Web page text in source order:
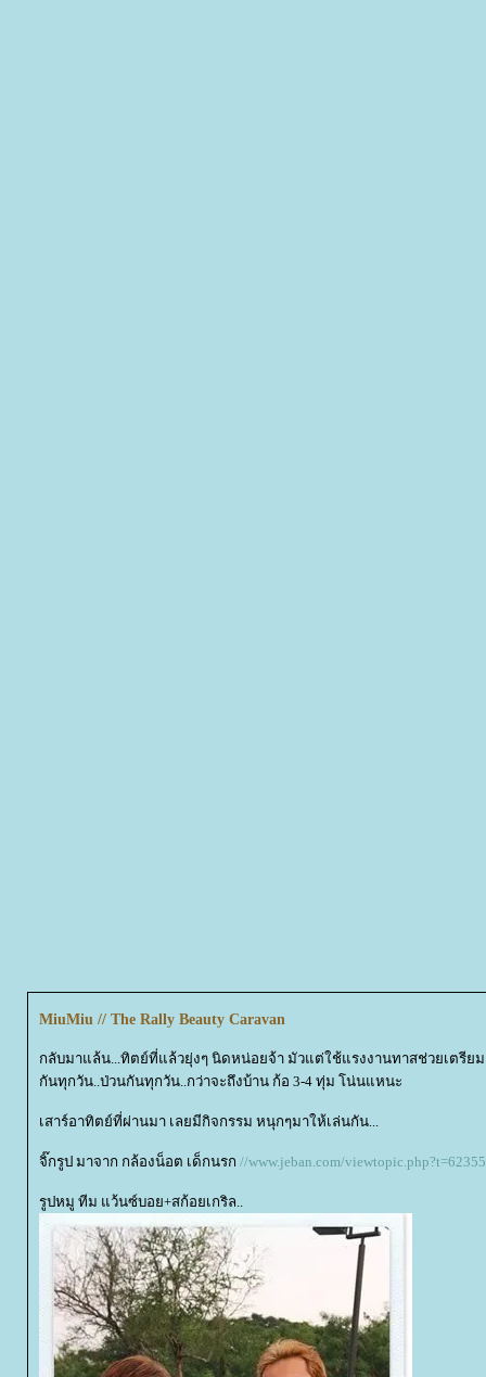
MiuMiu // The Rally Beauty Caravan
กลับมาแล้น...ทิตย์ที่แล้วยุ่งๆ นิดหน่อยจ้า มัวแต่ใช้แรงงานทาสช่วยเตรียม
กันทุกวัน..ป่วนกันทุกวัน..กว่าจะถึงบ้าน ก้อ 3-4 ทุ่ม โน่นแหนะ
เสาร์อาทิตย์ที่ผ่านมา เลยมีกิจกรรม หนุกๆมาให้เล่นกัน...
จิ๊กรูป มาจาก กล้องน็อต เด็กนรก //www.jeban.com/viewtopic.php?t=62355
รูปหมู ทีม แว้นซ์บอย+สก้อยเกริล..